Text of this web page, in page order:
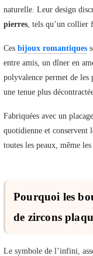
naturelle. Leur design
pierres , tels qu’un
Ces bijoux romantiques
entre amis, un dîner en
polyvalence permet de
une tenue plus
Fabriquées avec un
quotidienne et conservent
toutes les peaux, même les
Pourquoi les
de zircons
Le symbole de l’infini,